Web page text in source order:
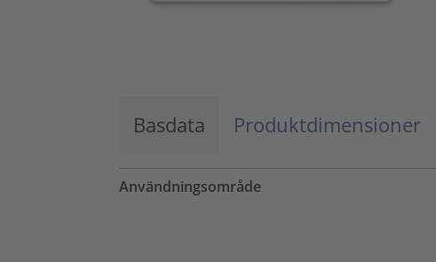
Basdata Produktdimensioner
Användningsområde